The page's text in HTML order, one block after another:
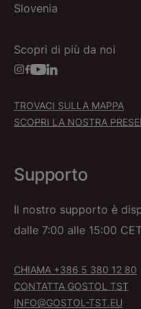
Slovenia
Scopri di più da noi
TROVACI SULLA MAPPA
SCOPRI LA NOSTRA
Supporto
Il nostro supporto è
dalle 7:00 alle 15:00
CHIAMA +386 5 380 12 80
CONTATTA GOSTOL TST
INFO@GOSTOL-TST.EU